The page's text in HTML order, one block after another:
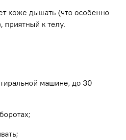
коже дышать (что особенно
приятный к телу.
машине, до 30